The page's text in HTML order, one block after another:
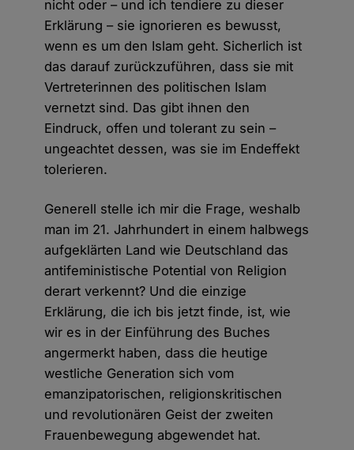
nicht oder – und ich tendiere zu dieser
Erklärung – sie ignorieren es bewusst,
wenn es um den Islam geht. Sicherlich ist
das darauf zurückzuführen, dass sie mit
Vertreterinnen des politischen Islam
vernetzt sind. Das gibt ihnen den
Eindruck, offen und tolerant zu sein –
ungeachtet dessen, was sie im Endeffekt
tolerieren.
Generell stelle ich mir die Frage, weshalb
man im 21. Jahrhundert in einem halbwegs
aufgeklärten Land wie Deutschland das
antifeministische Potential von Religion
derart verkennt? Und die einzige
Erklärung, die ich bis jetzt finde, ist, wie
wir es in der Einführung des Buches
angermerkt haben, dass die heutige
westliche Generation sich vom
emanzipatorischen, religionskritischen
und revolutionären Geist der zweiten
Frauenbewegung abgewendet hat.